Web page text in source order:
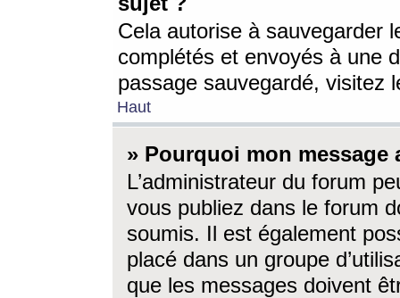
Cela autorise à sauvegarder
complétés et envoyés à une
passage sauvegardé, visitez
Haut
» Pourquoi mon message
L’administrateur du forum
vous publiez dans le forum
soumis. Il est également
placé dans un groupe
que les messages doivent